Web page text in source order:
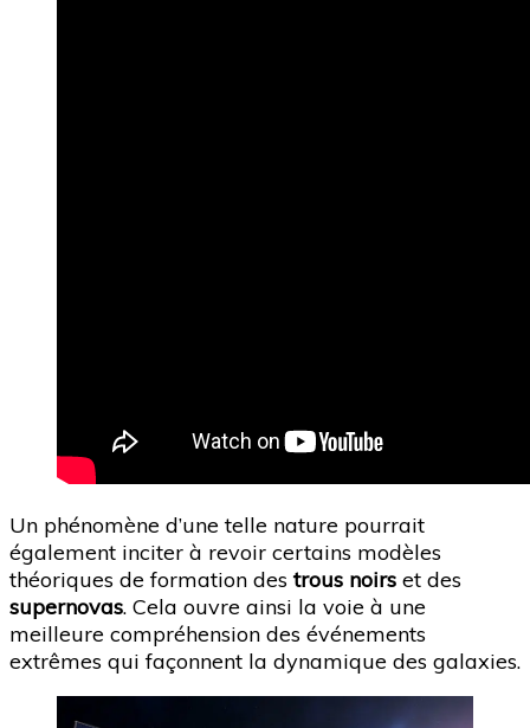
Un phénomène d’une telle nature pourrait
également inciter à revoir certains modèles
théoriques de formation destrous noirs et des
supernovas. Cela ouvre ainsi la voie à une
meilleure compréhension des événements
extrêmes qui façonnent la dynamique des galaxies.